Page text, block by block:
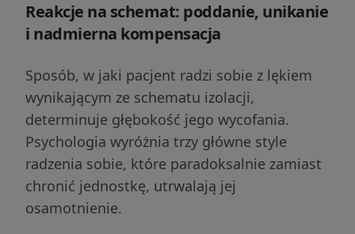
Reakcje na schemat: poddanie, unikanie
i nadmierna kompensacja
Sposób, w jaki pacjent radzi sobie z lękiem
wynikającym ze schematu izolacji,
determinuje głębokość jego wycofania.
Psychologia wyróżnia trzy główne style
radzenia sobie, które paradoksalnie zamiast
chronić jednostkę, utrwalają jej
osamotnienie.